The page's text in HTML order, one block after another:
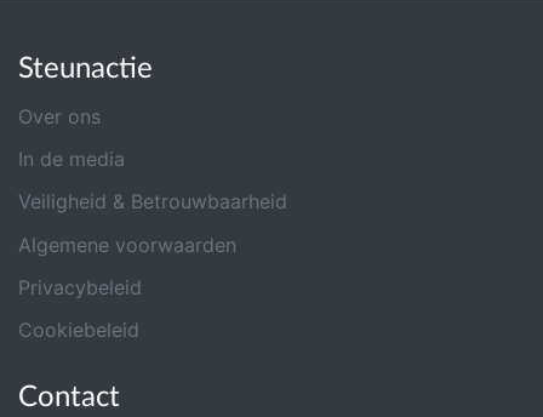
Steunactie
Over ons
In de media
Veiligheid & Betrouwbaarheid
Algemene voorwaarden
Privacybeleid
Cookiebeleid
Contact